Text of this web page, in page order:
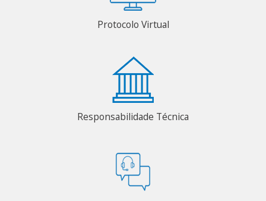
Protocolo Virtual
Responsabilidade Técnica